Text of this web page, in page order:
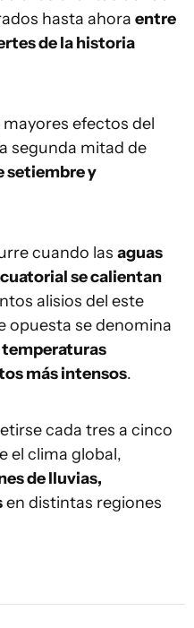
hasta ahora entre
de la historia
efectos del
segunda mitad de
setiembre y
cuando las aguas
se calientan
alisios del este
opuesta se denomina
temperaturas
más intensos.
cada tres a cinco
el clima global,
de lluvias,
en distintas regiones